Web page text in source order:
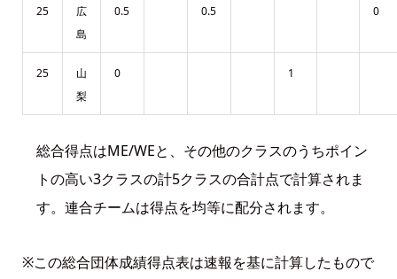
25
広
島
0.5 0.5 0
25
山
梨
0 1
総合得点はME/WEと、その他のクラスのうちポイン
トの高い3クラスの計5クラスの合計点で計算されま
す。連合チームは得点を均等に配分されます。
※この総合団体成績得点表は速報を基に計算したもので